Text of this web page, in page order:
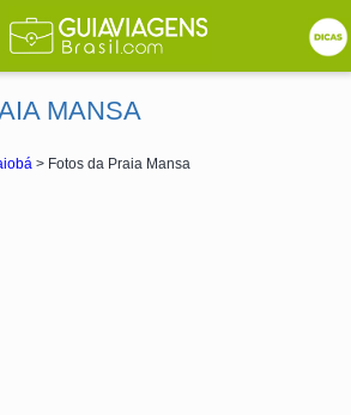
MANSA
> Fotos da Praia Mansa